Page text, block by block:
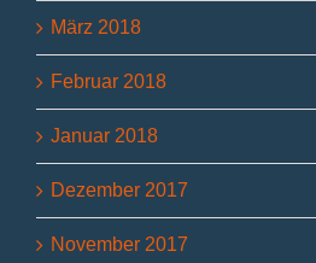
März 2018
Februar 2018
Januar 2018
Dezember 2017
November 2017